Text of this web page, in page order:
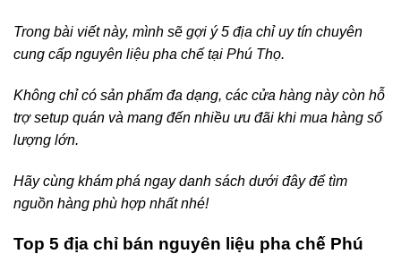
Trong bài viết này, mình sẽ gợi ý 5 địa chỉ uy tín chuyên
cung cấp nguyên liệu pha chế tại Phú Thọ.
Không chỉ có sản phẩm đa dạng, các cửa hàng này còn hỗ
trợ setup quán và mang đến nhiều ưu đãi khi mua hàng số
lượng lớn.
Hãy cùng khám phá ngay danh sách dưới đây để tìm
nguồn hàng phù hợp nhất nhé!
Top 5 địa chỉ bán nguyên liệu pha chế Phú